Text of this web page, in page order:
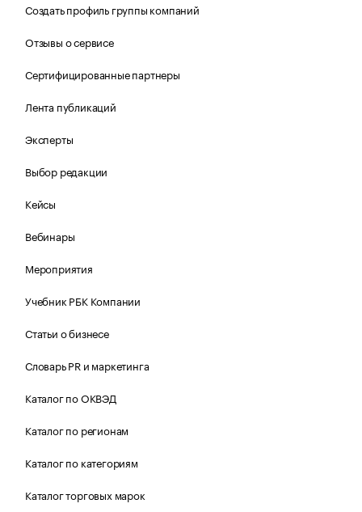
Создать профиль группы компаний
Отзывы о сервисе
Сертифицированные партнеры
Лента публикаций
Эксперты
Выбор редакции
Кейсы
Вебинары
Мероприятия
Учебник РБК Компании
Статьи о бизнесе
Словарь PR и маркетинга
Каталог по ОКВЭД
Каталог по регионам
Каталог по категориям
Каталог торговых марок